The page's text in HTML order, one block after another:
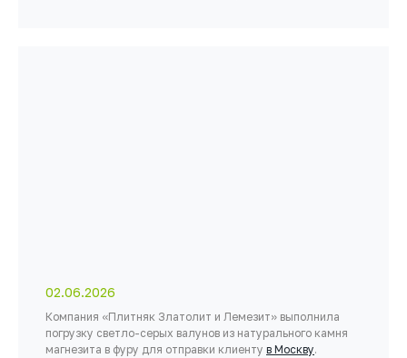
02.06.2026
Компания «Плитняк Златолит и Лемезит» выполнила
погрузку светло-серых валунов из натурального камня
магнезита в фуру для отправки клиенту в Москву.